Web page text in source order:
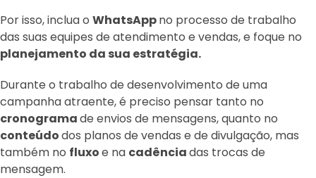
Por isso, inclua o WhatsAppno processo de trabalho
das suas equipes de atendimento e vendas, e foque no
planejamento da sua estratégia.
Durante o trabalho de desenvolvimento de uma
campanha atraente, é preciso pensar tanto no
cronogramade envios de mensagens, quanto no
conteúdodos planos de vendas e de divulgação, mas
também no fluxoe na cadênciadas trocas de
mensagem.